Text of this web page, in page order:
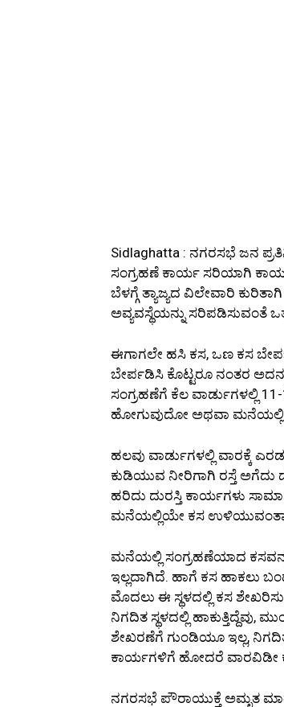
Sidlaghatta : ನಗರಸಭೆ ಜನ
ಸಂಗ್ರಹಣೆ ಕಾರ್ಯ ಸರಿಯಾಗಿ
ಬೆಳಗ್ಗೆ ತ್ಯಾಜ್ಯದ ವಿಲೇವಾರಿ
ಅವ್ಯವಸ್ಥೆಯನ್ನು ಸರಿಪಡಿಸುವಂತೆ
ಈಗಾಗಲೇ ಹಸಿ ಕಸ, ಒಣ ಕಸ
ಬೇರ್ಪಡಿಸಿ ಕೊಟ್ಟರೂ ನಂತರ
ಸಂಗ್ರಹಣೆಗೆ ಕೆಲ ವಾರ್ಡುಗಳಲ್ಲಿ
ಹೋಗುವುದೋ ಅಥವಾ ಮನೆಯಲ್ಲಿ
ಹಲವು ವಾರ್ಡುಗಳಲ್ಲಿ ವಾರಕ್ಕೆ
ಕುಡಿಯುವ ನೀರಿಗಾಗಿ ರಸ್ತೆ ಅಗೆದು
ಹರಿದು ದುರಸ್ತಿ ಕಾರ್ಯಗಳು
ಮನೆಯಲ್ಲಿಯೇ ಕಸ
ಮನೆಯಲ್ಲಿ ಸಂಗ್ರಹಣೆಯಾದ ಕಸವನ್ನು
ಇಲ್ಲದಾಗಿದೆ. ಹಾಗೆ ಕಸ ಹಾಕಲು
ಮೊದಲು ಈ ಸ್ಥಳದಲ್ಲಿ ಕಸ
ನಿಗದಿತ ಸ್ಥಳದಲ್ಲಿ ಹಾಕುತ್ತಿದ್ದೆವು,
ಶೇಖರಣೆಗೆ ಗುಂಡಿಯೂ ಇಲ್ಲ,
ಕಾರ್ಯಗಳಿಗೆ ಹೋದರೆ ವಾರವಿಡೀ
ನಗರಸಭೆ ಪೌರಾಯುಕ್ತೆ ಅಮೃತ